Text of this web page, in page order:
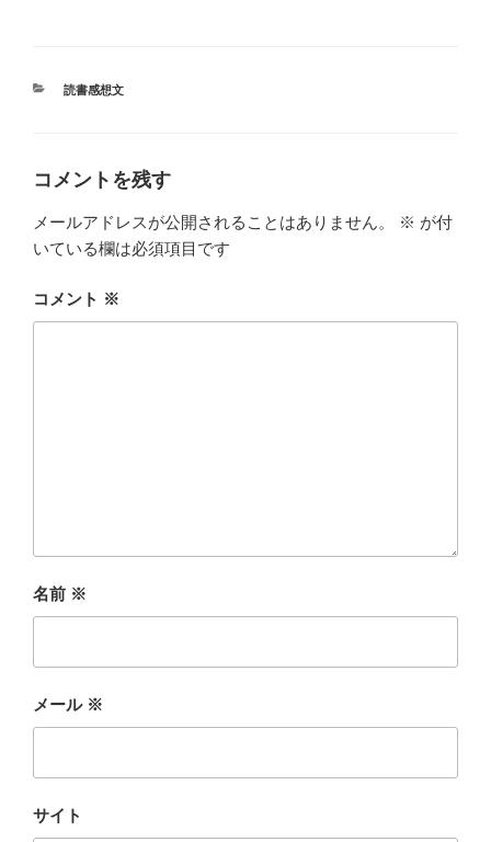
カ
読書感想文
コメントを残す
メールアドレスが公開されることはありません。 ※ が付
いている欄は必須項目です
コメント ※
名前 ※
メール ※
サイト